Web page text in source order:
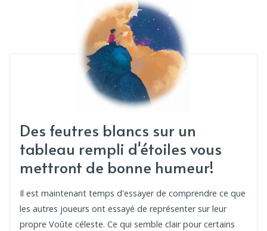
Des feutres blancs sur un
tableau rempli d'étoiles vous
mettront de bonne humeur!
Il est maintenant temps d'essayer de comprendre ce que
les autres joueurs ont essayé de représenter sur leur
propre Voûte céleste. Ce qui semble clair pour certains